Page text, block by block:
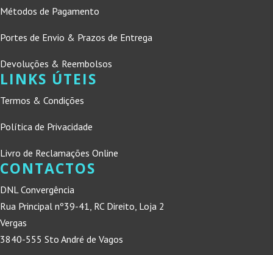
Métodos de Pagamento
Portes de Envio & Prazos de Entrega
Devoluções & Reembolsos
LINKS ÚTEIS
Termos & Condições
Política de Privacidade
Livro de Reclamações Online
CONTACTOS
DNL Convergência
Rua Principal nº39-41, RC Direito, Loja 2
Vergas
3840-555 Sto André de Vagos